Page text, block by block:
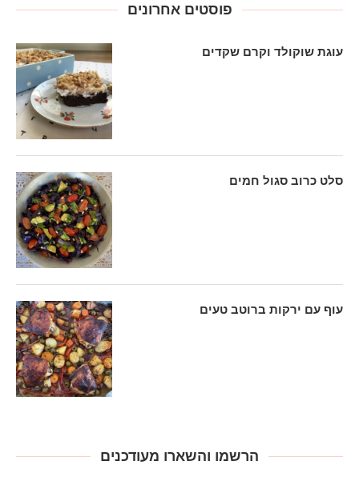
פוסטים אחרונים
עוגת שוקולד וקרם שקדים
סלט כרוב סגול חמים
עוף עם ירקות ברוטב טעים
הרשמו והשארו מעודכנים